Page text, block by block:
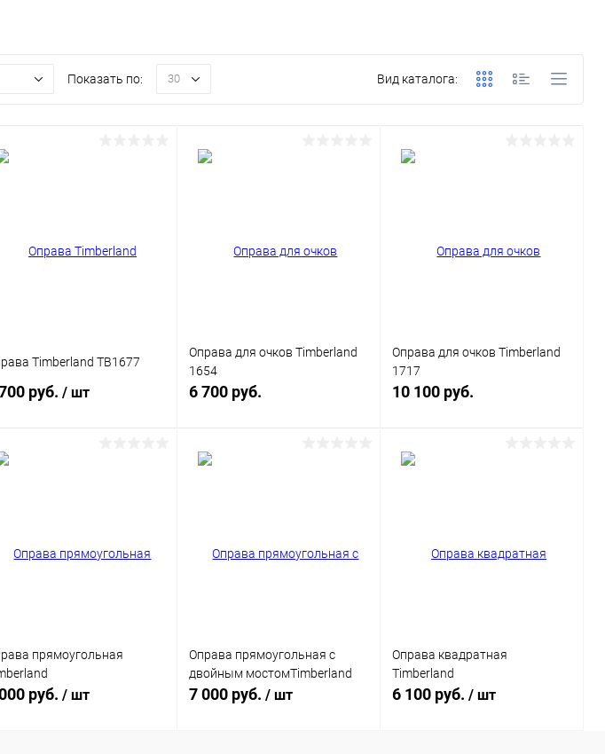
Показать по: 30 Вид каталога:
Timberland TB1677
руб. / шт
В избранное
Уточняйте
Оправа для очков Timberland
1654
6 700 руб.
В избранное
Уточняйте
Оправа для очков Timberland
1717
10 100 руб.
В избранное
Уточняйте
прямоугольная
руб. / шт
Оправа прямоугольная с
двойным мостомTimberland
7 000 руб. / шт
Оправа квадратная
Timberland
6 100 руб. / шт